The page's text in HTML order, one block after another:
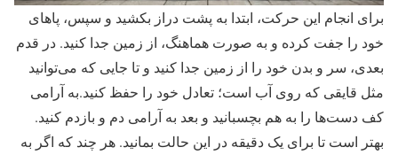
برای انجام این حرکت، ابتدا به پشت دراز بکشید و سپس، پاهای
خود را جفت کرده و به صورت هماهنگ، از زمین جدا کنید. در قدم
بعدی، سر و بدن خود را از زمین جدا کنید و تا جایی که می‌توانید
مثل قایقی که روی آب است؛ تعادل خود را حفظ کنید.به آرامی
کف دست‌ها را به هم بچسبانید و بعد به آرامی دم و بازدم کنید.
بهتر است تا برای یک دقیقه در این حالت بمانید. هر چند که اگر به